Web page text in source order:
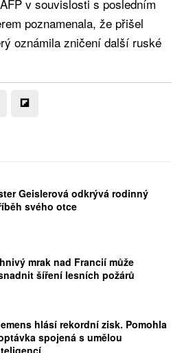
v souvislosti s posledním
poznamenala, že přišel
oznámila zničení další ruské
Geislerová odkrývá rodinný
svého otce
mrak nad Francií může
šíření lesních požárů
hlásí rekordní zisk. Pomohla
spojená s umělou